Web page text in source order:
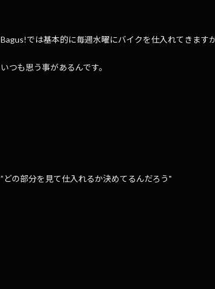
Bagus!では基本的に毎週水曜にバイクを仕入れてきます
いつも思う事があるんです。
”どの部分を見て仕入れるか決めてるんだろう"